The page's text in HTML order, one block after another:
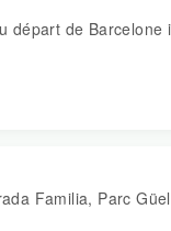
départ de Barcelone
Familia, Parc